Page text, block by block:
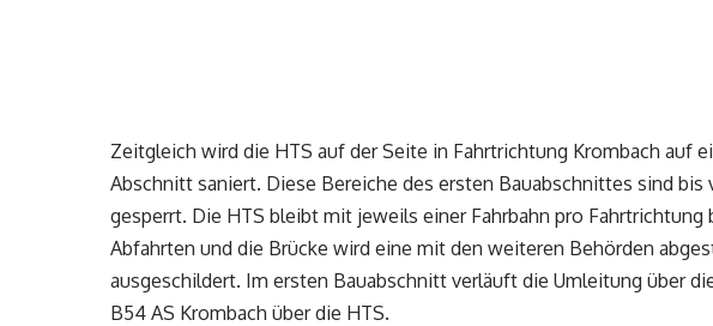
Zeitgleich wird die HTS auf der Seite in Fahrtrichtung Krombach auf
Abschnitt saniert. Diese Bereiche des ersten Bauabschnittes sind
gesperrt. Die HTS bleibt mit jeweils einer Fahrbahn pro Fahrtrichtung
Abfahrten und die Brücke wird eine mit den weiteren Behörden
ausgeschildert. Im ersten Bauabschnitt verläuft die Umleitung über
B54 AS Krombach über die HTS.